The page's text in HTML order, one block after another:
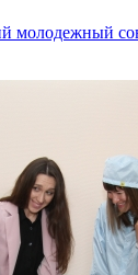
молодежный